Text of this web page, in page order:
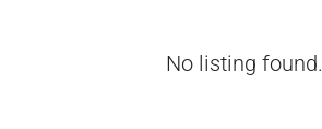
No listing found.